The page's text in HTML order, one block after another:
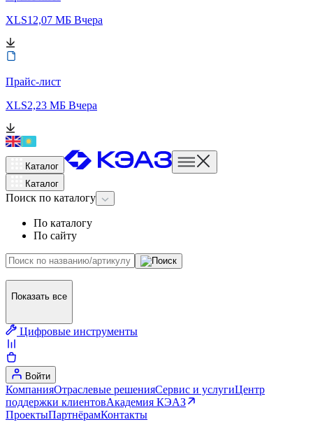
XLS12,07 МБ Вчера
Прайс-лист
XLS2,23 МБ Вчера
Каталог
Каталог
Поиск по каталогу
По каталогу
По сайту
Показать все
Цифровые инструменты
Войти
КомпанияОтраслевые решенияСервис и услугиЦентр
поддержки клиентовАкадемия КЭАЗ
ПроектыПартнёрамКонтакты